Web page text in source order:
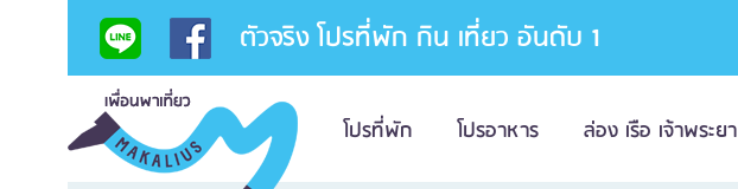
ตัวจริง โปรที่พัก กิน เที่ยว อันดับ 1
โปรที่พัก โปรอาหาร ล่อง เรือ เจ้าพระยา